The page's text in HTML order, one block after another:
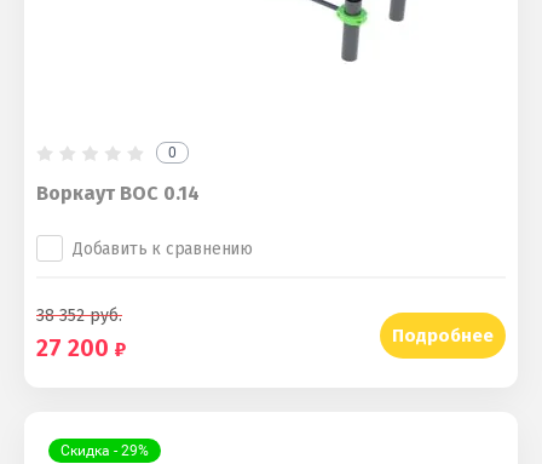
0
Воркаут ВОС 0.14
Добавить к сравнению
38 352руб.
27 200 Подробнее
Скидка - 29%